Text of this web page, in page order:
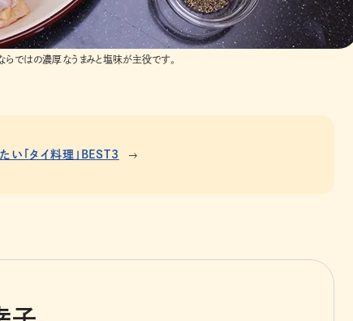
らではの濃厚なうまみと塩味が主役です。
い「タイ料理」BEST3